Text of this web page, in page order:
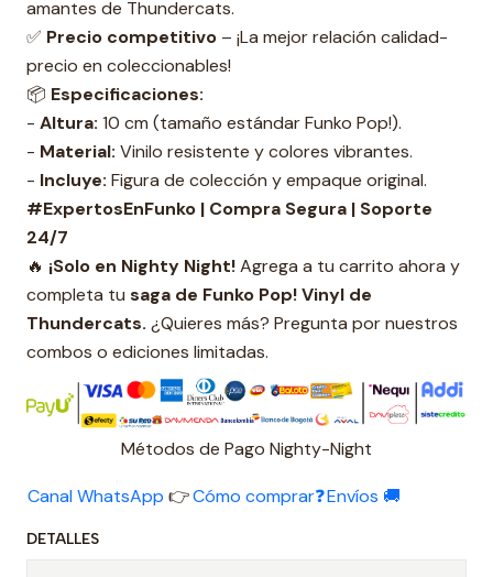
amantes de Thundercats.
✅ Precio competitivo – ¡La mejor relación calidad-
precio en coleccionables!
📦 Especificaciones:
- Altura: 10 cm (tamaño estándar Funko Pop!).
- Material: Vinilo resistente y colores vibrantes.
- Incluye: Figura de colección y empaque original.
#ExpertosEnFunko | Compra Segura | Soporte
24/7
🔥 ¡Solo en Nighty Night!Agrega a tu carrito ahora y
completa tu saga de Funko Pop! Vinyl de
Thundercats. ¿Quieres más? Pregunta por nuestros
combos o ediciones limitadas.
Métodos de Pago Nighty-Night
Canal WhatsApp 👉Cómo comprar❓Envíos 🚚
DETALLES